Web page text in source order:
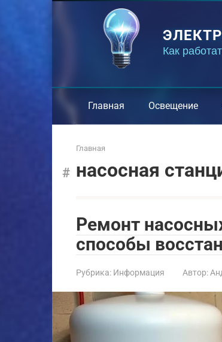
Как
Главная Освещение
Главная
насосная
Ремонт
способы
Рубрика: Информация Автор: